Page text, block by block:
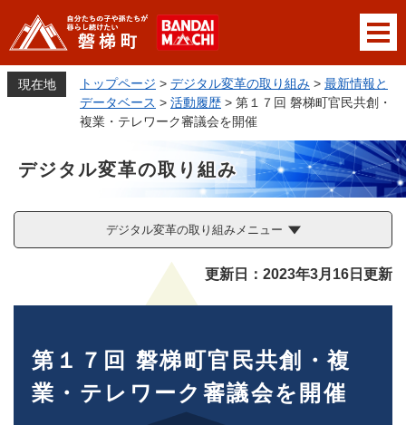
ジ
の
先
メニューを飛ばして本文へ
現在地 トップページ > デジタル変革の取り組み > 最新情報と
データベース > 活動履歴 > 第１７回 磐梯町官民共創・
複業・テレワーク審議会を開催
デジタル変革の取り組み
デジタル変革の取り組みメニュー
更新日：2023年3月16日更新
第１７回 磐梯町官民共創・複
業・テレワーク審議会を開催